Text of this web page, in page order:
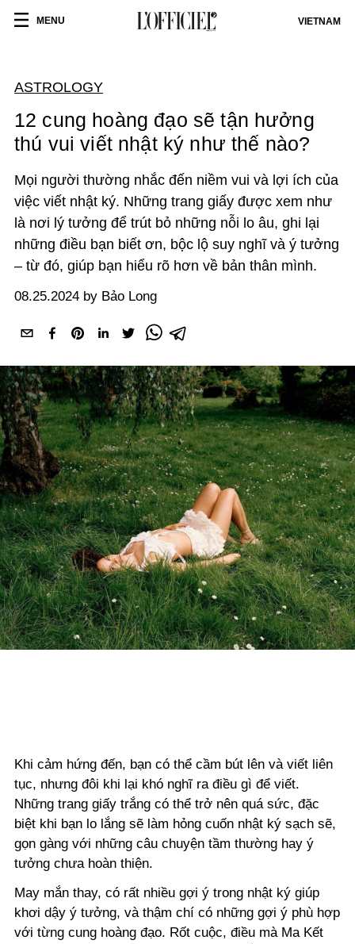
MENU VIETNAM
ASTROLOGY
12 cung hoàng đạo sẽ tận hưởng
thú vui viết nhật ký như thế nào?
Mọi người thường nhắc đến niềm vui và lợi ích của
việc viết nhật ký. Những trang giấy được xem như
là nơi lý tưởng để trút bỏ những nỗi lo âu, ghi lại
những điều bạn biết ơn, bộc lộ suy nghĩ và ý tưởng
– từ đó, giúp bạn hiểu rõ hơn về bản thân mình.
08.25.2024 by Bảo Long
Khi cảm hứng đến, bạn có thể cầm bút lên và viết liên
tục, nhưng đôi khi lại khó nghĩ ra điều gì để viết.
Những trang giấy trắng có thể trở nên quá sức, đặc
biệt khi bạn lo lắng sẽ làm hỏng cuốn nhật ký sạch sẽ,
gọn gàng với những câu chuyện tầm thường hay ý
tưởng chưa hoàn thiện.
May mắn thay, có rất nhiều gợi ý trong nhật ký giúp
khơi dậy ý tưởng, và thậm chí có những gợi ý phù hợp
với từng cung hoàng đạo. Rốt cuộc, điều mà Ma Kết